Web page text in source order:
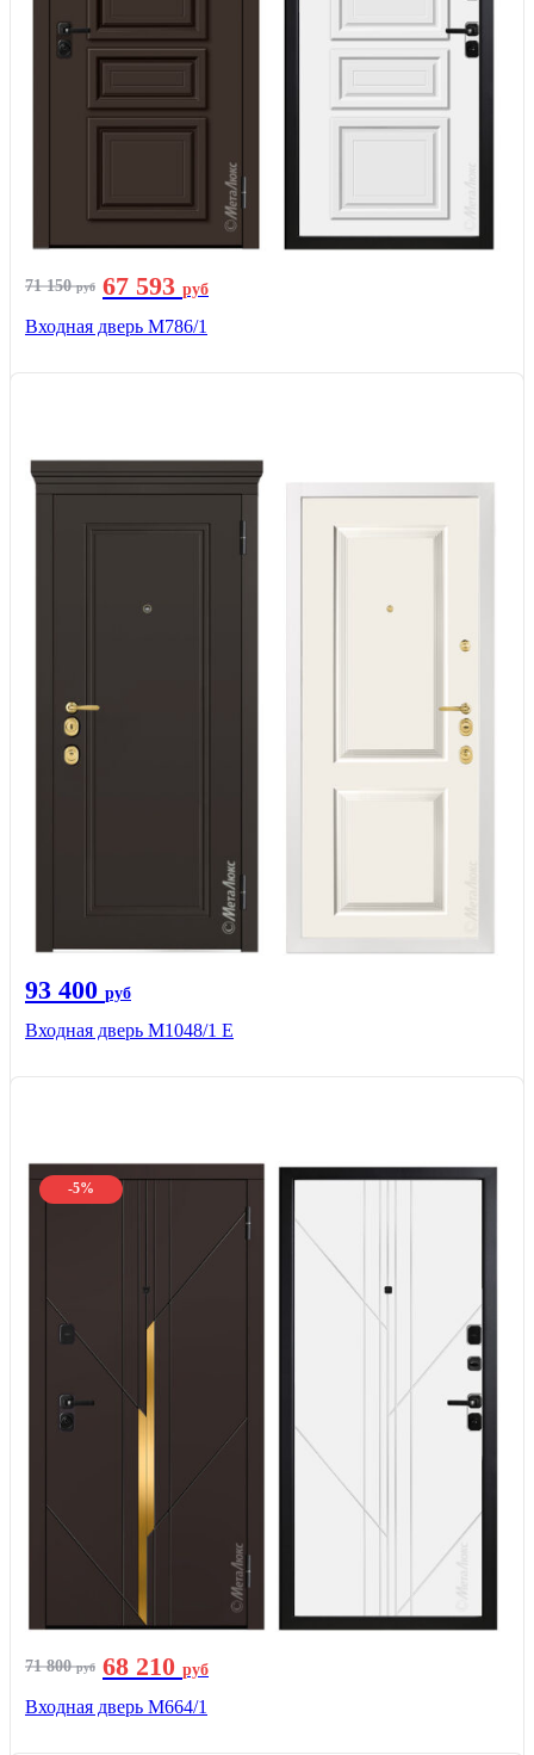
71 150руб 67 593 руб
Входная дверь М786/1
93 400 руб
Входная дверь М1048/1 Е
-5%
71 800руб 68 210 руб
Входная дверь М664/1